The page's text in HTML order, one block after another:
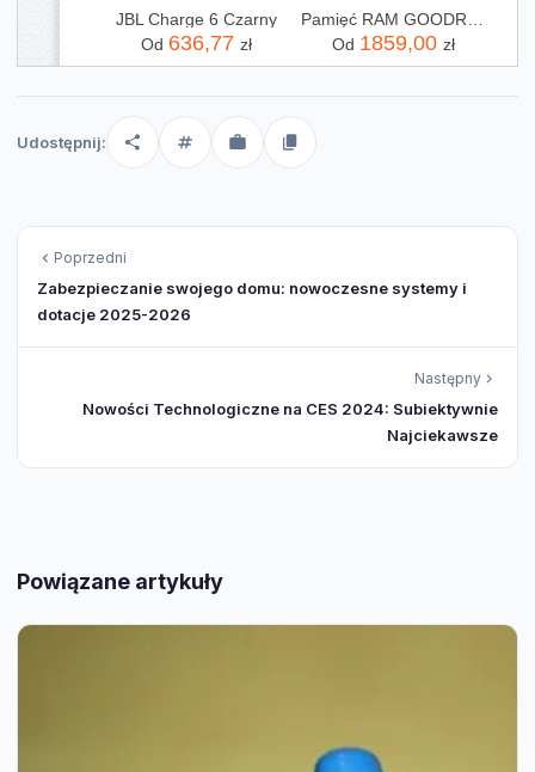
JBL Charge 6 Czarny
Od 636,77 zł
Pamięć RAM GOODRAM IRDM 32GB 2x16GB 6000MHz DDR5 CL30 DIMM (IR6000D564L30S32GDC)
Od 1859,00 zł
Udostępnij:
Poprzedni
Zabezpieczanie swojego domu: nowoczesne systemy i
dotacje 2025-2026
Następny
Nowości Technologiczne na CES 2024: Subiektywnie
Najciekawsze
Powiązane artykuły